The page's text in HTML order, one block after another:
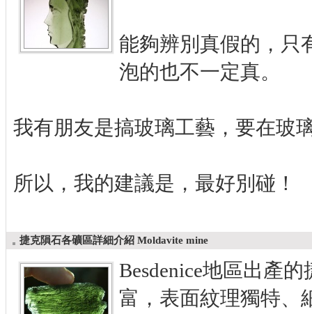
能夠辨別真假的，只
泡的也不一定真。
我有朋友是搞玻璃工藝，要在玻
所以，我的建議是，最好別碰！
捷克隕石各礦區詳細介紹 Moldavite mine
Besdenice地區出產
富，表面紋理獨特、